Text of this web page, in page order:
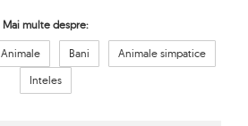
Mai multe despre:
Animale Bani
Animale simpatice
Inteles